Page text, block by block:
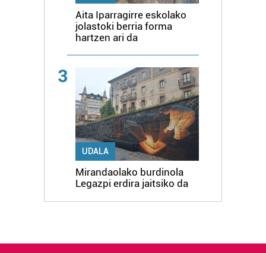
Aita Iparragirre eskolako
jolastoki berria forma
hartzen ari da
3
UDALA
Mirandaolako burdinola
Legazpi erdira jaitsiko da